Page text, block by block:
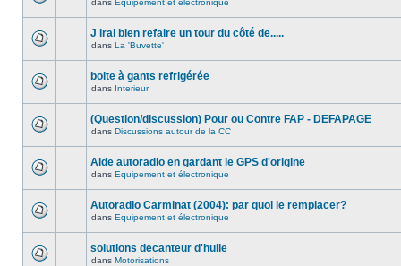
dans Equipement et électronique
J irai bien refaire un tour du côté de.....
dans La 'Buvette'
boite à gants refrigérée
dans Interieur
(Question/discussion) Pour ou Contre FAP - DEFAPAGE
dans Discussions autour de la CC
Aide autoradio en gardant le GPS d'origine
dans Equipement et électronique
Autoradio Carminat (2004): par quoi le remplacer?
dans Equipement et électronique
solutions decanteur d'huile
dans Motorisations